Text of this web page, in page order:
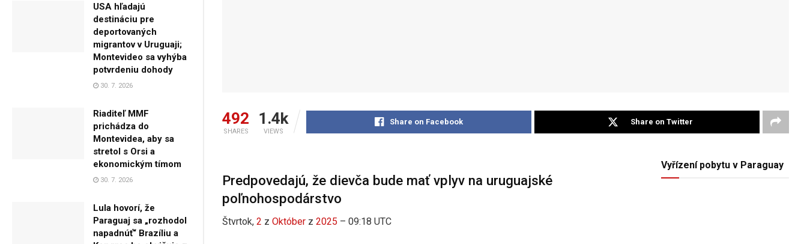
USA hľadajú
destináciu pre
deportovaných
migrantov v Uruguaji;
Montevideo sa vyhýba
potvrdeniu dohody
30. 7. 2026
Riaditeľ MMF
prichádza do
Montevidea, aby sa
stretol s Orsi a
ekonomickým tímom
30. 7. 2026
Lula hovorí, že
Paraguaj sa „rozhodol
napadnúť“ Brazíliu a
492
SHARES
1.4k
VIEWS
Share on Facebook Share on Twitter
Predpovedajú, že dievča bude mať vplyv na uruguajské
poľnohospodárstvo
Štvrtok, 2 z Október z 2025 – 09:18 UTC
Vyřízení pobytu v Paraguay